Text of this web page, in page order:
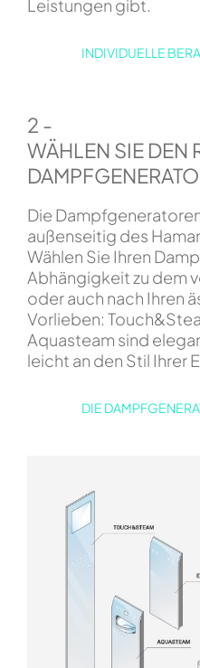
Leistungen gibt.
INDIVIDUELLE
2 -
WÄHLEN SIE DEN
Die
außenseitig des
Wählen Sie Ihren
Abhängigkeit zu dem
oder auch nach Ihren
Vorlieben:
Aquasteam sind
leicht an den Stil Ihrer
DIE